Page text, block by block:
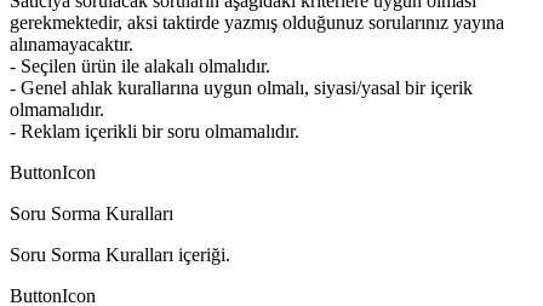
gerekmektedir, aksi taktirde yazmış olduğunuz sorularınız yayına
alınamayacaktır.
- Seçilen ürün ile alakalı olmalıdır.
- Genel ahlak kurallarına uygun olmalı, siyasi/yasal bir içerik
olmamalıdır.
- Reklam içerikli bir soru olmamalıdır.
ButtonIcon
Soru Sorma Kuralları
Soru Sorma Kuralları içeriği.
ButtonIcon